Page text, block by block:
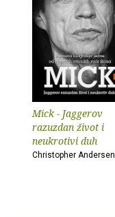
Mick - Jaggerov
razuzdan život i
neukrotivi duh
Christopher Andersen